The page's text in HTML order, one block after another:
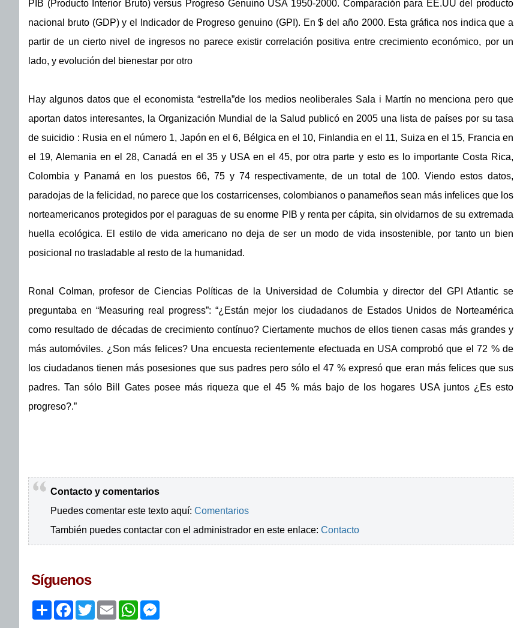
PIB (Producto Interior Bruto) versus Progreso Genuino USA 1950-2000. Comparación para EE.UU del producto
nacional bruto (GDP) y el Indicador de Progreso genuino (GPI). En $ del año 2000. Esta gráfica nos indica que a
partir de un cierto nivel de ingresos no parece existir correlación positiva entre crecimiento económico, por un
lado, y evolución del bienestar por otro
Hay algunos datos que el economista “estrella”de los medios neoliberales Sala i Martín no menciona pero que
aportan datos interesantes, la Organización Mundial de la Salud publicó en 2005 una lista de países por su tasa
de suicidio : Rusia en el número 1, Japón en el 6, Bélgica en el 10, Finlandia en el 11, Suiza en el 15, Francia en
el 19, Alemania en el 28, Canadá en el 35 y USA en el 45, por otra parte y esto es lo importante Costa Rica,
Colombia y Panamá en los puestos 66, 75 y 74 respectivamente, de un total de 100. Viendo estos datos,
paradojas de la felicidad, no parece que los costarricenses, colombianos o panameños sean más infelices que los
norteamericanos protegidos por el paraguas de su enorme PIB y renta per cápita, sin olvidarnos de su extremada
huella ecológica. El estilo de vida americano no deja de ser un modo de vida insostenible, por tanto un bien
posicional no trasladable al resto de la humanidad.
Ronal Colman, profesor de Ciencias Políticas de la Universidad de Columbia y director del GPI Atlantic se
preguntaba en “Measuring real progress”: “¿Están mejor los ciudadanos de Estados Unidos de Norteamérica
como resultado de décadas de crecimiento contínuo? Ciertamente muchos de ellos tienen casas más grandes y
más automóviles. ¿Son más felices? Una encuesta recientemente efectuada en USA comprobó que el 72 % de
los ciudadanos tienen más posesiones que sus padres pero sólo el 47 % expresó que eran más felices que sus
padres. Tan sólo Bill Gates posee más riqueza que el 45 % más bajo de los hogares USA juntos ¿Es esto
progreso?.”
Contacto y comentarios
Puedes comentar este texto aquí: Comentarios
También puedes contactar con el administrador en este enlace: Contacto
Síguenos
ShareFacebook
TwitterEmailWhatsApp